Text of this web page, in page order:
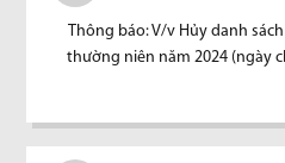
Thông báo: V/v Hủy danh
thường niên năm 2024 (ngày